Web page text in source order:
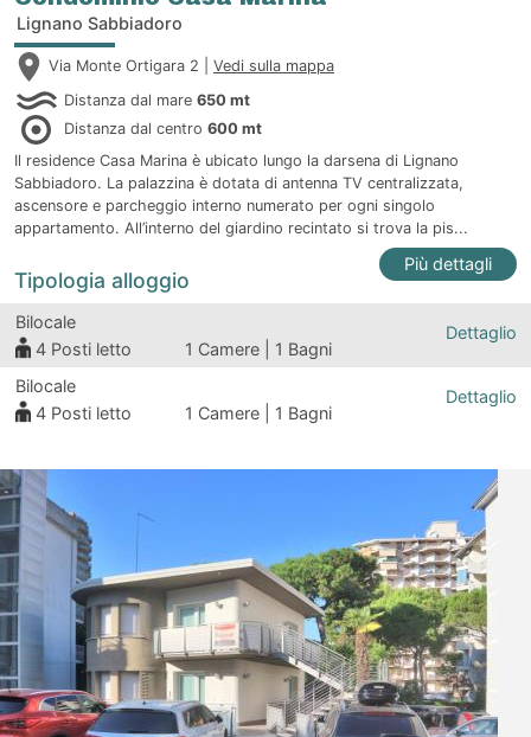
Lignano Sabbiadoro
Via Monte Ortigara 2 | Vedi sulla mappa
Distanza dal mare 650 mt
Distanza dal centro 600 mt
Il residence Casa Marina è ubicato lungo la darsena di Lignano
Sabbiadoro. La palazzina è dotata di antenna TV centralizzata,
ascensore e parcheggio interno numerato per ogni singolo
appartamento. All’interno del giardino recintato si trova la pis...
Più dettagli
Tipologia alloggio
Bilocale
4 Posti letto 1 Camere | 1 Bagni
Dettaglio
Bilocale
4 Posti letto 1 Camere | 1 Bagni
Dettaglio